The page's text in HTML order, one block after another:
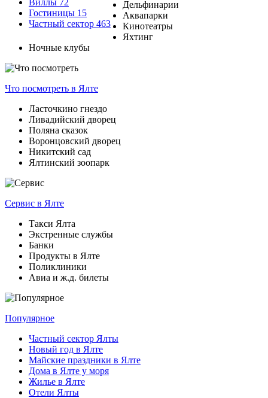
Виллы 72
Гостиницы 15
Частный сектор 463
Дельфинарии
Аквапарки
Кинотеатры
Яхтинг
Ночные клубы
Что посмотреть в Ялте
Ласточкино гнездо
Ливадийский дворец
Поляна сказок
Воронцовский дворец
Никитский сад
Ялтинский зоопарк
Сервис в Ялте
Такси Ялта
Экстренные службы
Банки
Продукты в Ялте
Поликлиники
Авиа и ж.д. билеты
Популярное
Частный сектор Ялты
Новый год в Ялте
Майские праздники в Ялте
Дома в Ялте у моря
Жилье в Ялте
Отели Ялты